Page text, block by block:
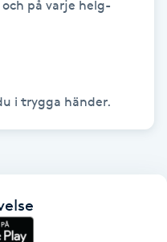
på varje helg-
i trygga händer.